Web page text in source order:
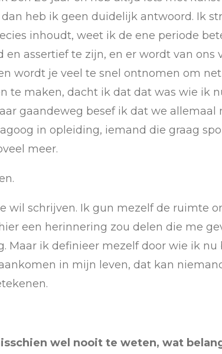
heb ik geen duidelijk antwoord. Ik
inhoudt, weet ik de ene periode
assertief te zijn, en er wordt van ons
wordt je veel te snel ontnomen om
te maken, dacht ik dat dat was wie ik
gaandeweg besef ik dat we allemaal
in opleiding, iemand die graag
meer.
wil schrijven. Ik gun mezelf de ruimte
een herinnering zou delen die me
Maar ik definieer mezelf door wie ik
in mijn leven, dat kan
wel nooit te weten, wat